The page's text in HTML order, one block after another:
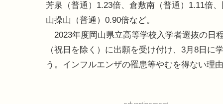
芳泉（普通）1.23倍、倉敷南（普通）1.11倍
山操山（普通）0.90倍など。
2023年度岡山県立高等学校入学者選抜の日
（祝日を除く）に出願を受け付け、3月8日
う。インフルエンザの罹患等やむを得ない理